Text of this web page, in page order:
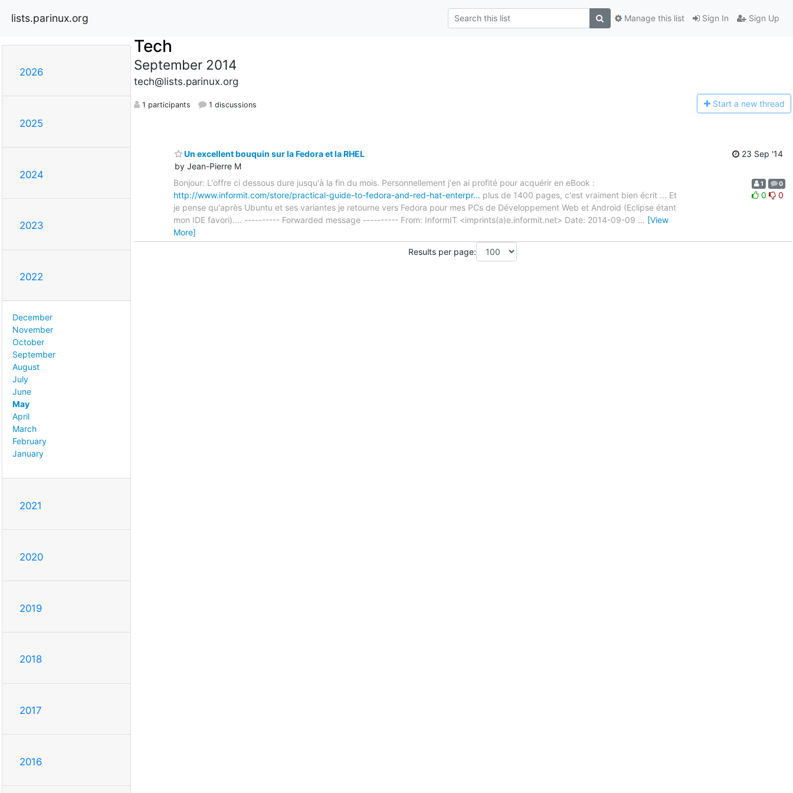
lists.parinux.org Sign In Sign Up
Manage this list
2026
2025
2024
2023
2022
December
November
October
September
August
July
June
May
April
March
February
January
2021
2020
2019
2018
2017
2016
Tech
September 2014
tech@lists.parinux.org
1 participants 1 discussions Start a new thread
Un excellent bouquin sur la Fedora et la RHEL
by Jean-Pierre M
23 Sep '14
Bonjour: L'offre ci dessous dure jusqu'à la fin du mois. Personnellement j'en ai profité pour acquérir en eBook :
http://www.informit.com/store/practical-guide-to-fedora-and-red-hat-enterpr… plus de 1400 pages, c'est vraiment bien écrit ... Et
je pense qu'après Ubuntu et ses variantes je retourne vers Fedora pour mes PCs de Développement Web et Android (Eclipse étant
mon IDE favori).... ---------- Forwarded message ---------- From: InformIT <imprints(a)e.informit.net> Date: 2014-09-09 … [View
More]
1 0
0 0
Results per page: